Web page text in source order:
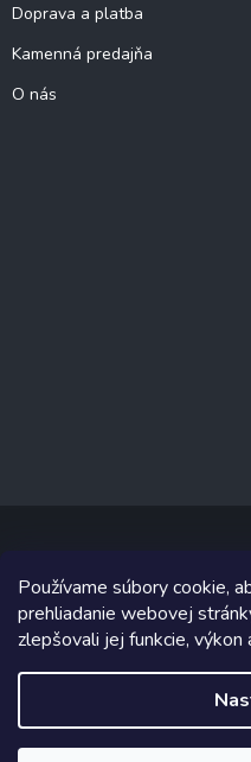
Používame súbory cookie,
prehliadanie webovej
zlepšovali jej funkcie, výkon
ZĽAVA až 50% NA
Doprava a platba
Kamenná predajňa
O nás
Copyright 2026
Grafický návrh vytvoril a na